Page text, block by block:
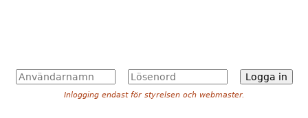
A
n
L
ö
s
Inlogging endast för styrelsen och webmaster.